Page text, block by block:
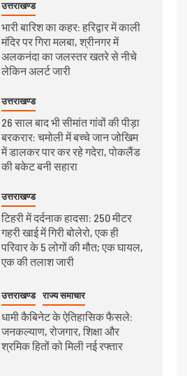
उत्तराखण्ड
भारी बारिश का कहर: हरिद्वार में काली
मंदिर पर गिरा मलबा, श्रीनगर में
अलकनंदा का जलस्तर खतरे से नीचे
लेकिन अलर्ट जारी
उत्तराखण्ड
26 साल बाद भी सीमांत गांवों की पीड़ा
बरकरार: चमोली में बच्चे जान जोखिम
में डालकर पार कर रहे गदेरा, पोकलैंड
की बकेट बनी सहारा
उत्तराखण्ड
टिहरी में दर्दनाक हादसा: 250 मीटर
गहरी खाई में गिरी बोलेरो, एक ही
परिवार के 5 लोगों की मौत; एक घायल,
एक की तलाश जारी
उत्तराखण्ड राज्य समाचार
धामी कैबिनेट के ऐतिहासिक फैसले:
जनकल्याण, रोजगार, शिक्षा और
श्रमिक हितों को मिली नई रफ्तार